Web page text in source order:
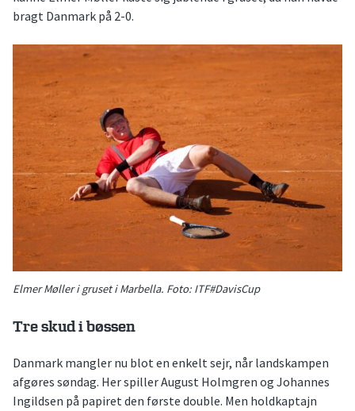
bragt Danmark på 2-0.
Elmer Møller i gruset i Marbella. Foto: ITF#DavisCup
Tre skud i bøssen
Danmark mangler nu blot en enkelt sejr, når landskampen
afgøres søndag. Her spiller August Holmgren og Johannes
Ingildsen på papiret den første double. Men holdkaptajn